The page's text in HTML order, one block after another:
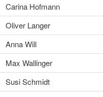
Carina Hofmann
Oliver Langer
Anna Will
Max Wallinger
Susi Schmidt